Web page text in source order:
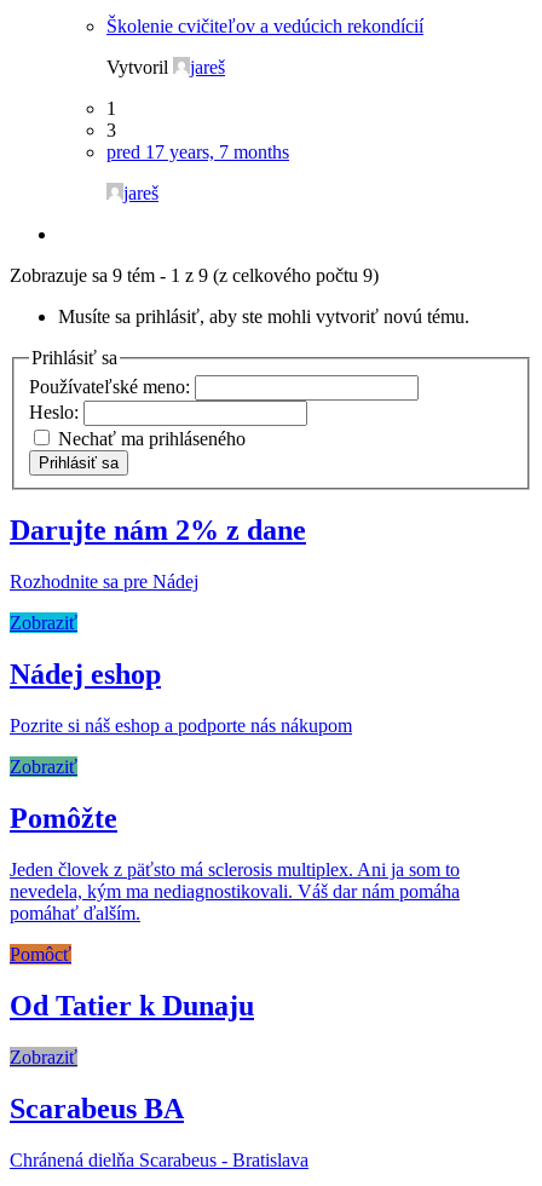
Školenie cvičiteľov a vedúcich rekondícií
Vytvoril
jareš
1
3
pred 17 years, 7 months
jareš
Zobrazuje sa 9 tém - 1 z 9 (z celkového počtu 9)
Musíte sa prihlásiť, aby ste mohli vytvoriť novú tému.
Prihlásiť sa
Používateľské meno:
Heslo:
Nechať ma prihláseného
Prihlásiť sa
Darujte nám 2% z dane
Rozhodnite sa pre Nádej
Zobraziť
Nádej eshop
Pozrite si náš eshop a podporte nás nákupom
Zobraziť
Pomôžte
Jeden človek z päťsto má sclerosis multiplex. Ani ja som to
nevedela, kým ma nediagnostikovali. Váš dar nám pomáha
pomáhať ďalším.
Pomôcť
Od Tatier k Dunaju
Zobraziť
Scarabeus BA
Chránená dielňa Scarabeus - Bratislava